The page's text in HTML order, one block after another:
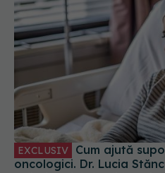
EXCLUSIV
oncologici. Dr. Lucia